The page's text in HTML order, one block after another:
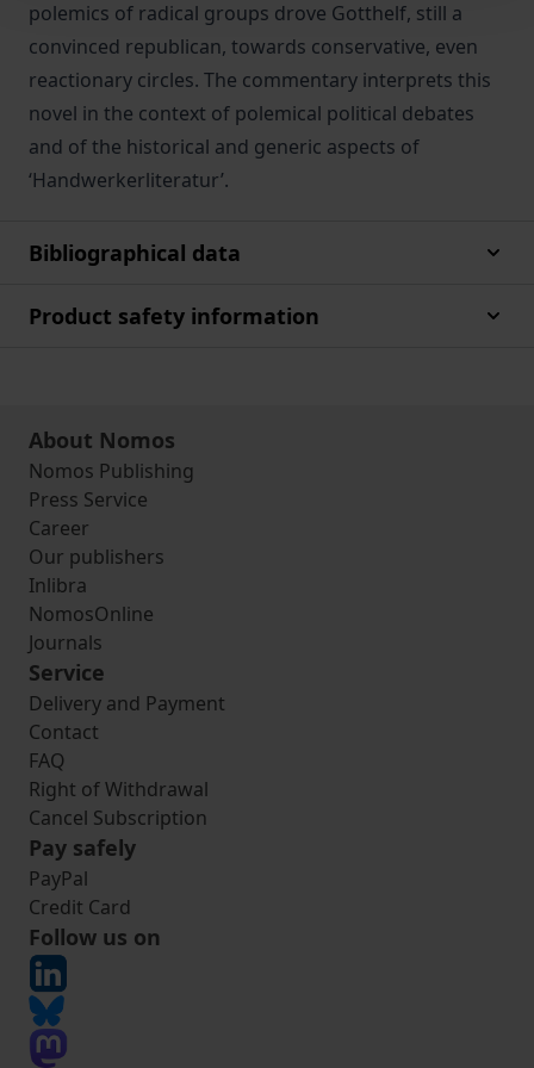
polemics of radical groups drove Gotthelf, still a
convinced republican, towards conservative, even
reactionary circles. The commentary interprets this
novel in the context of polemical political debates
and of the historical and generic aspects of
‘Handwerkerliteratur’.
Bibliographical data
Product safety information
About Nomos
Nomos Publishing
Press Service
Career
Our publishers
Inlibra
NomosOnline
Journals
Service
Delivery and Payment
Contact
FAQ
Right of Withdrawal
Cancel Subscription
Pay safely
PayPal
Credit Card
Follow us on